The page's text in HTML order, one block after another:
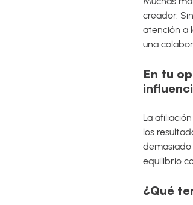
creador.
atención a
una
En tu
La
los
equilibrio
¿Qué